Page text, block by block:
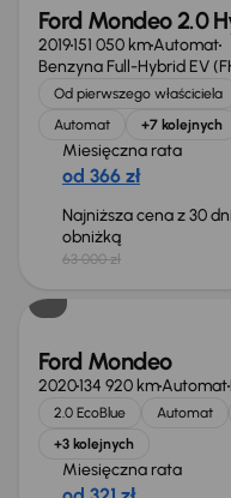
Ford Mondeo 2.0
2019151 050 kmAutomat
Benzyna Full-Hybrid EV
Od pierwszego właściciela
Automat
+7 kolejnych
Miesięczna rata
od 366 zł
Najniższa cena z 30
obniżką
63 000 zł
Taniej o 1 000 zł
Ford Mondeo
2020134 920 kmAutomat
2.0 EcoBlue Automat
+3 kolejnych
Miesięczna rata